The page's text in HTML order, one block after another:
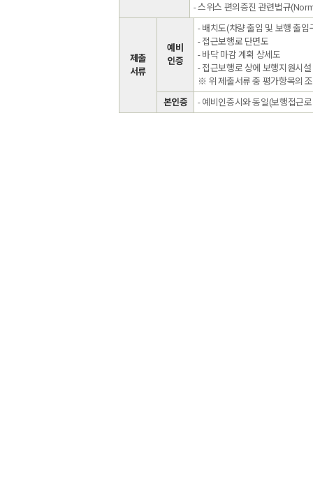
- 스위스 편의증진 관련법규
제출
서류
예비
인증
- 배치도(차량 출입 및 보행 출입
- 접근보행로 단면도
- 바닥 마감 계획 상세도
- 접근보행로 상에 보행지원시
※ 위 제출서류 중 평가항목의
본인증
- 예비인증시와 동일(보행접근